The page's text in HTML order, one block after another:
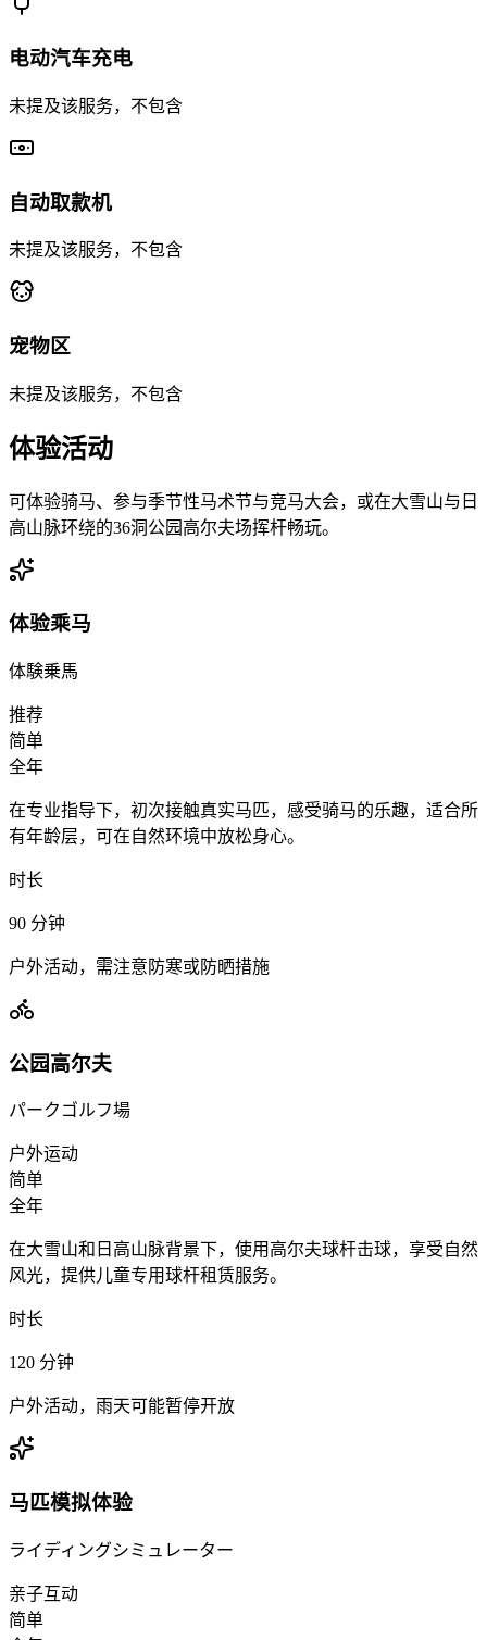
电动汽车充电
未提及该服务，不包含
自动取款机
未提及该服务，不包含
宠物区
未提及该服务，不包含
体验活动
可体验骑马、参与季节性马术节与竞马大会，或在大雪山与日
高山脉环绕的36洞公园高尔夫场挥杆畅玩。
体验乘马
体験乗馬
推荐
简单
全年
在专业指导下，初次接触真实马匹，感受骑马的乐趣，适合所
有年龄层，可在自然环境中放松身心。
时长
90 分钟
户外活动，需注意防寒或防晒措施
公园高尔夫
パークゴルフ場
户外运动
简单
全年
在大雪山和日高山脉背景下，使用高尔夫球杆击球，享受自然
风光，提供儿童专用球杆租赁服务。
时长
120 分钟
户外活动，雨天可能暂停开放
马匹模拟体验
ライディングシミュレーター
亲子互动
简单